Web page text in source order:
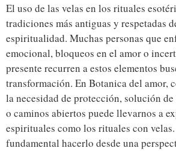
El uso de las velas en los rituales
tradiciones más antiguas y respetadas
espiritualidad. Muchas personas que
emocional, bloqueos en el amor o
presente recurren a estos elementos
transformación. En Botanica del amor,
la necesidad de protección, solución
o caminos abiertos puede llevarnos a
espirituales como los rituales con
fundamental hacerlo desde una